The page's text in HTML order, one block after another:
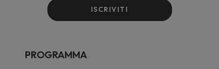
ISCRIVITI
PROGRAMMA